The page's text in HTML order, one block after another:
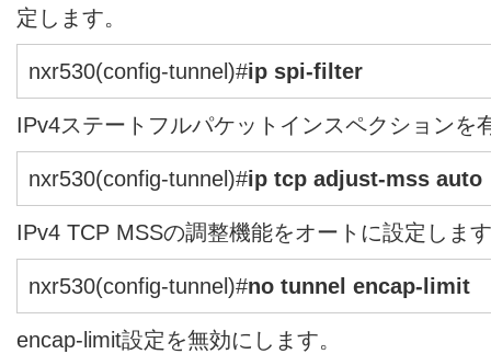
定します。
nxr530(config-tunnel)#ip spi-filter
IPv4ステートフルパケットインスペクションを
nxr530(config-tunnel)#ip tcp adjust-mss auto
IPv4 TCP MSSの調整機能をオートに設定しま
nxr530(config-tunnel)#no tunnel encap-limit
encap-limit設定を無効にします。